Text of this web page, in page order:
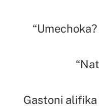
Gastoni